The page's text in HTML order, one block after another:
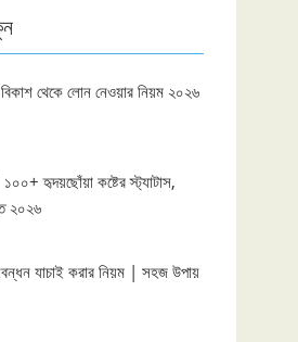
থেকে লোন নেওয়ার নিয়ম ২০২৬
১০০+ হৃদয়ছোঁয়া কষ্টের স্ট্যাটাস,
২০২৬
যাচাই করার নিয়ম | সহজ উপায়